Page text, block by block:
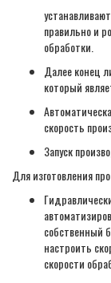
правильно и
обработки.
Далее конец
который
скорость
Запуск
Для изготовления
собственный
настроить
скорости